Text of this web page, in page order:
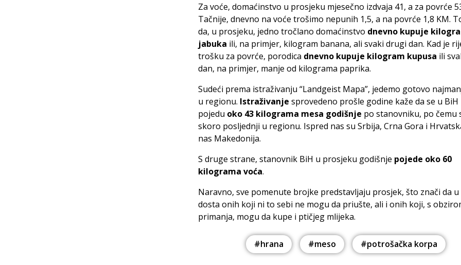
Za voće, domaćinstvo u prosjeku mjesečno izdvaja 41, a za povrće
Tačnije, dnevno na voće trošimo nepunih 1,5, a na povrće 1,8 KM.
da, u prosjeku, jedno tročlano domaćinstvo dnevno kupuje
jabuka ili, na primjer, kilogram banana, ali svaki drugi dan. Kad je
trošku za povrće, porodica dnevno kupuje kilogram kupusa ili
dan, na primjer, manje od kilograma paprika.
Sudeći prema istraživanju “Landgeist Mapa”, jedemo gotovo
u regionu. Istraživanje sprovedeno prošle godine kaže da se u BiH
pojedu oko 43 kilograma mesa godišnje po stanovniku, po čemu
skoro posljednji u regionu. Ispred nas su Srbija, Crna Gora i
nas Makedonija.
S druge strane, stanovnik BiH u prosjeku godišnje pojede oko 60
kilograma voća.
Naravno, sve pomenute brojke predstavljaju prosjek, što znači da u
dosta onih koji ni to sebi ne mogu da priušte, ali i onih koji, s
primanja, mogu da kupe i ptičjeg mlijeka.
#hrana #meso #potrošačka korpa